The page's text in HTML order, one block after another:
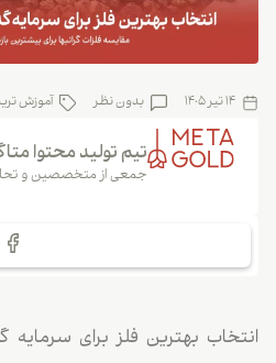
14 تیر 1405 بدون نظر آموزش
تیم تولید محتوا
جمعی از متخصصین و
انتخاب بهترین فلز برای سرمایه